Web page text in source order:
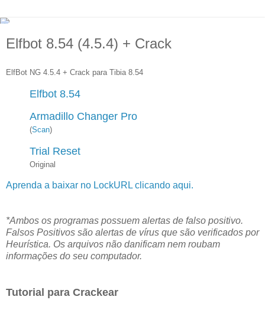
Elfbot 8.54 (4.5.4) + Crack
ElfBot NG 4.5.4 + Crack para Tibia 8.54
Elfbot 8.54
Armadillo Changer Pro
(Scan)
Trial Reset
Original
Aprenda a baixar no LockURL clicando aqui.
*Ambos os programas possuem alertas de falso positivo.
Falsos Positivos são alertas de vírus que são verificados por
Heurística. Os arquivos não danificam nem roubam
informações do seu computador.
Tutorial para Crackear